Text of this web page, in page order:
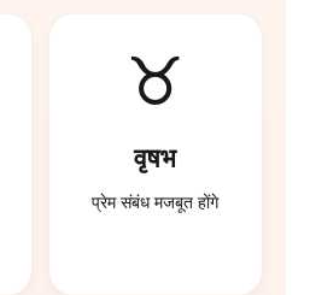
♉
वृषभ
प्रेम संबंध मजबूत होंगे